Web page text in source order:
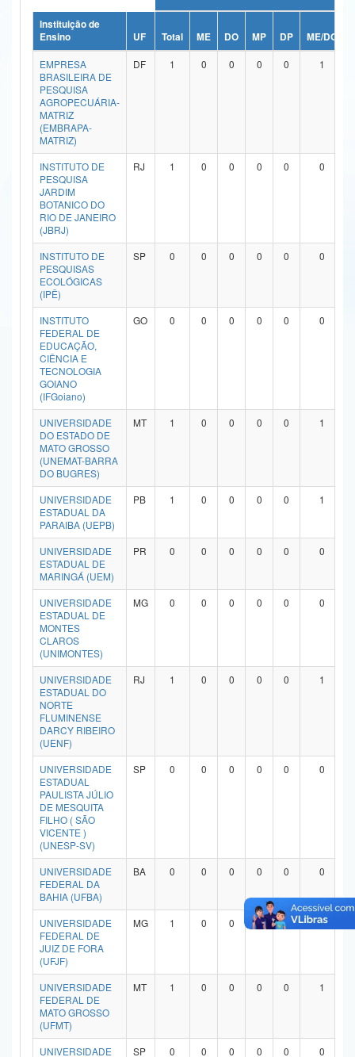
Ministério da Ciência, Tecnologia, Inovações e Comunicações
Ministério do Meio Ambiente
Ministério do Turismo
Ministério do Desenvolvimento Regional
Controladoria-Geral da União
Ministério da Mulher, da Família e dos Direitos Humanos
Secretaria-Geral
Secretaria de Governo
Gabinete de Segurança Institucional
Advocacia-Geral da União
Banco Central do Brasil
Instituição de
Ensino
UF Total ME DO MP DP ME/DO
EMPRESA
BRASILEIRA DE
PESQUISA
AGROPECUÁRIA-
MATRIZ
(EMBRAPA-
MATRIZ)
DF 1 0 0 0 0 1
INSTITUTO DE
PESQUISA
JARDIM
BOTANICO DO
RIO DE JANEIRO
(JBRJ)
RJ 1 0 0 0 0 0
INSTITUTO DE
PESQUISAS
ECOLÓGICAS
(IPÊ)
SP 0 0 0 0 0 0
INSTITUTO
FEDERAL DE
EDUCAÇÃO,
CIÊNCIA E
TECNOLOGIA
GOIANO
(IFGoiano)
GO 0 0 0 0 0 0
UNIVERSIDADE
DO ESTADO DE
MATO GROSSO
(UNEMAT-BARRA
DO BUGRES)
MT 1 0 0 0 0 1
UNIVERSIDADE
ESTADUAL DA
PARAIBA (UEPB)
PB 1 0 0 0 0 1
UNIVERSIDADE
ESTADUAL DE
MARINGÁ (UEM)
PR 0 0 0 0 0 0
UNIVERSIDADE
ESTADUAL DE
MONTES
CLAROS
(UNIMONTES)
MG 0 0 0 0 0 0
UNIVERSIDADE
ESTADUAL DO
NORTE
FLUMINENSE
DARCY RIBEIRO
(UENF)
RJ 1 0 0 0 0 1
UNIVERSIDADE
ESTADUAL
PAULISTA JÚLIO
DE MESQUITA
FILHO ( SÃO
VICENTE )
(UNESP-SV)
SP 0 0 0 0 0 0
UNIVERSIDADE
FEDERAL DA
BAHIA (UFBA)
BA 0 0 0 0 0 0
UNIVERSIDADE
FEDERAL DE
JUIZ DE FORA
(UFJF)
MG 1 0 0 0 0 1
UNIVERSIDADE
FEDERAL DE
MATO GROSSO
(UFMT)
MT 1 0 0 0 0 1
UNIVERSIDADE
SP 0 0 0 0 0 0